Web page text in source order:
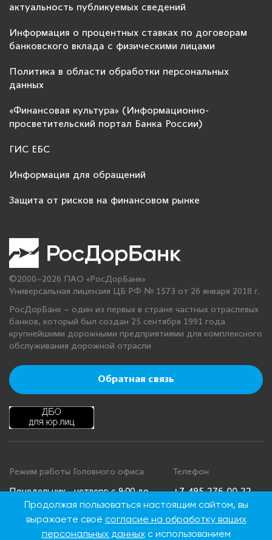
актуальность публикуемых сведений
Информация о процентных ставках по договорам
банковского вклада с физическими лицами
Политика в области обработки персональных
данных
«Финансовая культура» (Информационно-
просветительский портал Банка России)
ГИС ЕБС
Информация для обращений
Защита от рисков на финансовом рынке
©2000–2026 ПАО «РосДорБанк»
Универсальная лицензия ЦБ РФ № 1573 от 26 января 2018 г.
РосДорБанк – один из первых в стране частных отраслевых
банков, который был создан 25 сентября 1991 года
крупнейшими дорожными предприятиями для комплексного
обслуживания дорожной отрасли
Обратная связь
Режим работы Головного офиса
Понедельник - четверг: с 9:00 до
18:00
Пятница: с 9:00 до 16:45
Суббота, воскресенье: выходные
Телефон
+7 495 276 00 22
8 800 100 00 22
(Бесплатно по
России)
Продолжая пользоваться настоящим сайтом, вы
выражаете своё согласие на обработку ваших
персональных данныхс использованием